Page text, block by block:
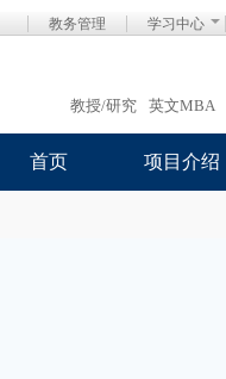
教务管理 学习中心
教授/研究 英文MBA
首页 项目介绍